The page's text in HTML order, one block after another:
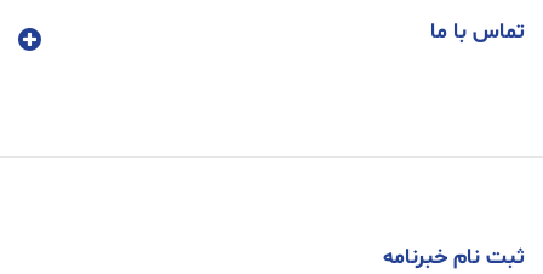
تماس با ما
ثبت نام خبرنامه